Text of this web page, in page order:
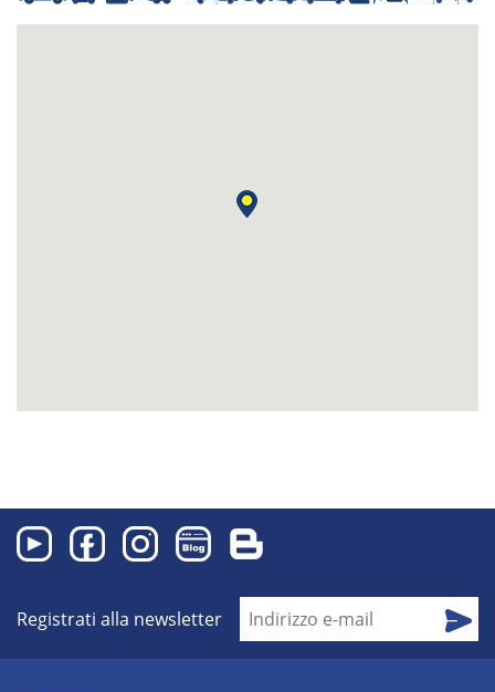
Registrati alla newsletter